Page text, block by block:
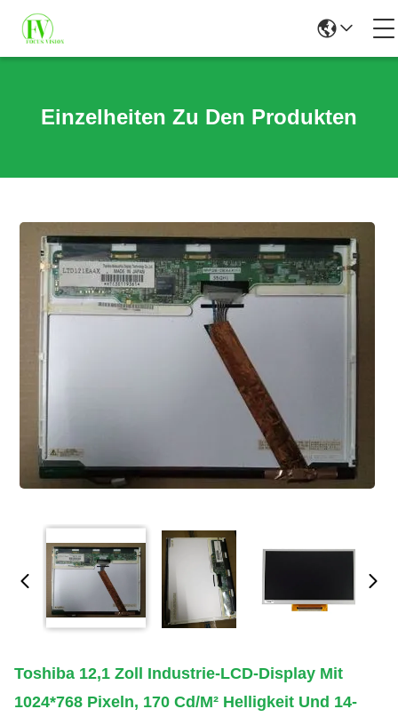
Einzelheiten Zu Den Produkten
Toshiba 12,1 Zoll Industrie-LCD-Display Mit
1024*768 Pixeln, 170 Cd/m² Helligkeit Und 14-